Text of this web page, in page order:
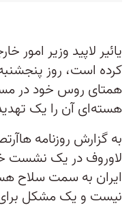
یائیر لاپید وزیر امور
کرده است، روز
همتای روس خود در
هسته‌ای آن را یک
به گزارش روزنامه
لاوروف در یک نشست
ایران به سمت سلاح
نیست و یک مشکل